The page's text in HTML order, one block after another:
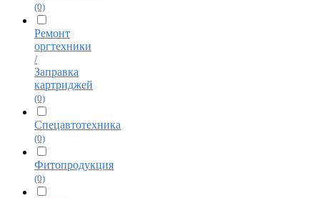
(0)
Ремонт
оргтехники
/
Заправка
картриджей
(0)
Спецавтотехника
(0)
Фитопродукция
(0)